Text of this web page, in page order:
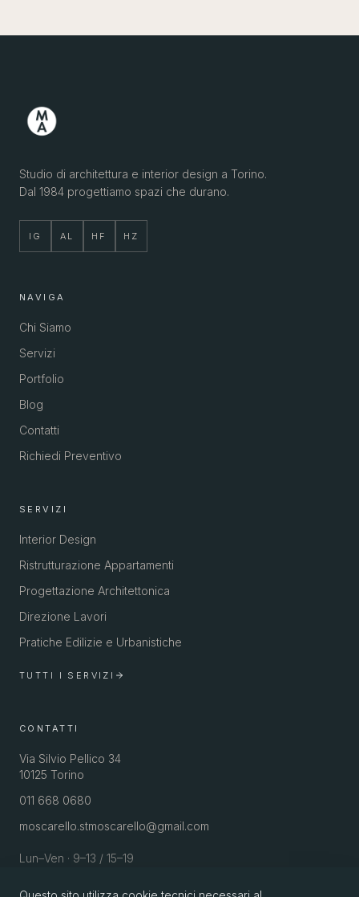
Studio di architettura e interior design a Torino.
Dal 1984 progettiamo spazi che durano.
IG AL HF HZ
NAVIGA
Chi Siamo
Servizi
Portfolio
Blog
Contatti
Richiedi Preventivo
SERVIZI
Interior Design
Ristrutturazione Appartamenti
Progettazione Architettonica
Direzione Lavori
Pratiche Edilizie e Urbanistiche
TUTTI I SERVIZI
CONTATTI
Via Silvio Pellico 34
10125 Torino
011 668 0680
moscarello.stmoscarello@gmail.com
Lun–Ven · 9–13 / 15–19